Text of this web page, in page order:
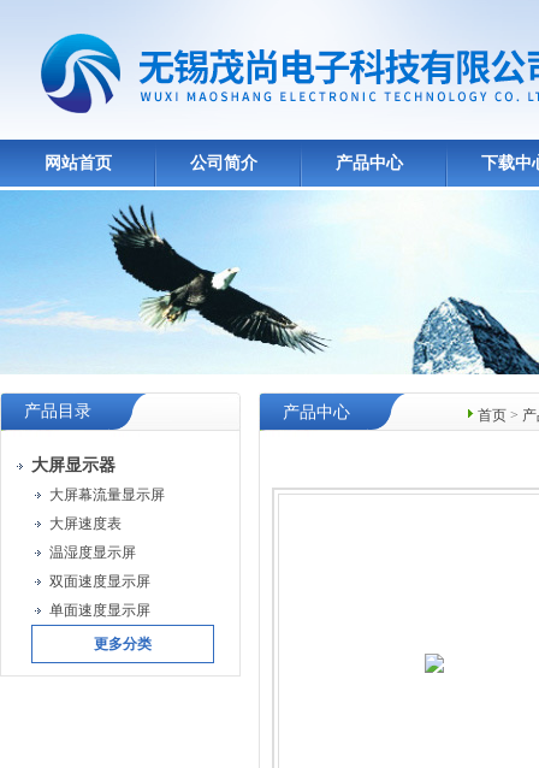
网站首页 公司简介 产品中心 下载中
产品目录
大屏显示器
大屏幕流量显示屏
大屏速度表
温湿度显示屏
双面速度显示屏
单面速度显示屏
更多分类
首页 >
产品中心